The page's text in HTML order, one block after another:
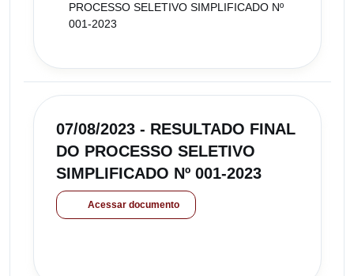
PROCESSO SELETIVO SIMPLIFICADO Nº
001-2023
07/08/2023 - RESULTADO FINAL
DO PROCESSO SELETIVO
SIMPLIFICADO Nº 001-2023
Acessar documento